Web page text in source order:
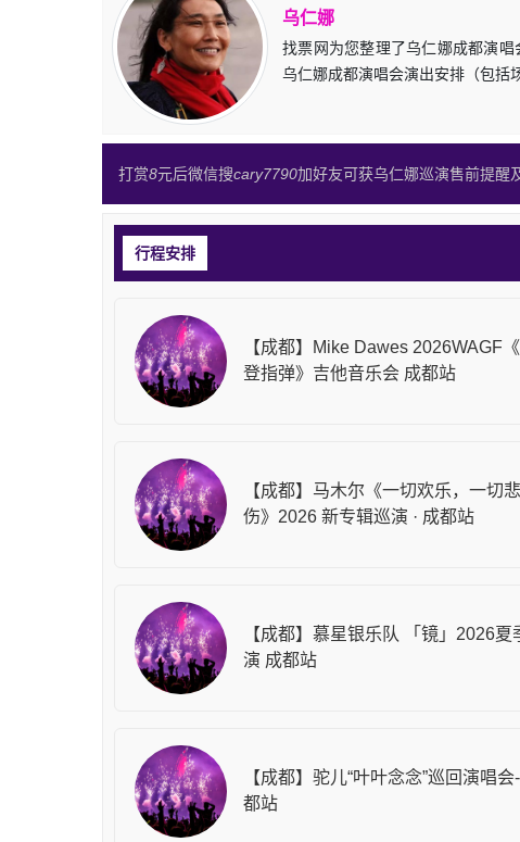
乌仁娜
找票网为您整理了乌仁娜成都演
乌仁娜成都演唱会演出安排（包括
打赏8元后微信搜cary7790加好友可获乌仁娜巡演售前提醒
行程安排
【成都】Mike Dawes 2026WAGF
登指弹》吉他音乐会 成都站
【成都】马木尔《一切欢乐，一切悲
伤》2026 新专辑巡演 · 成都站
【成都】慕星银乐队 「镜」2026夏
演 成都站
【成都】驼儿“叶叶念念”巡回演唱会
都站